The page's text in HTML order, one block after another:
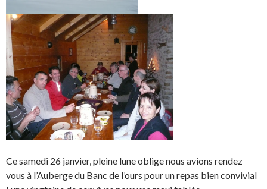
Ce samedi 26 janvier, pleine lune oblige nous avions rendez
vous à l’Auberge du Banc de l’ours pour un repas bien convivial